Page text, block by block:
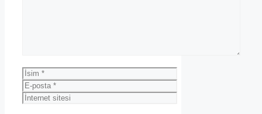
İsim
E-
posta
İnternet
sitesi